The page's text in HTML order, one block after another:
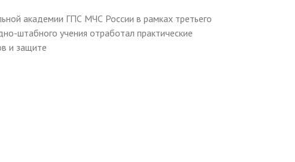
академии ГПС МЧС России в рамках третьего
штабного учения отработал практические
и защите